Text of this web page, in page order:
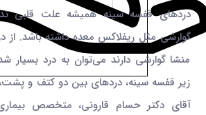
دردهای قفسه سینه همیشه علت قلبی
گوارشی مثل ریفلاکس معده داشته باشد. از
منشا گوارشی دارند می‌توان به درد بسیار
زیر قفسه سینه، دردهای بین دو کتف و پشت،
آقای دکتر حسام قارونی، متخصص